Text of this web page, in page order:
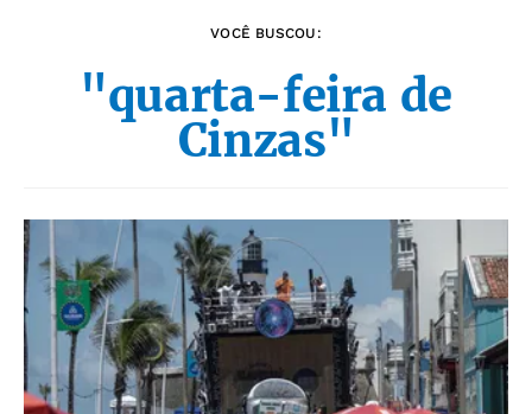
VOCÊ BUSCOU:
"quarta-feira de
Cinzas"